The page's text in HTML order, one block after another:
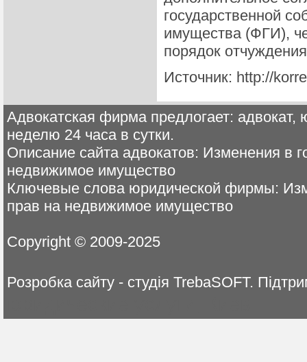
государственной
имущества (ФГИ),
порядок
Источник: http://
Адвокатская фирма предлогает: адвокат,
неделю 24 часа в сутки.
Описание сайта адвокатов: Изменения в
недвижимое имущество
Ключевые слова юридической фирмы:
прав на недвижимое имущество
Copyright © 2009-2025
Розробка сайту - студія TrebaSOFT.